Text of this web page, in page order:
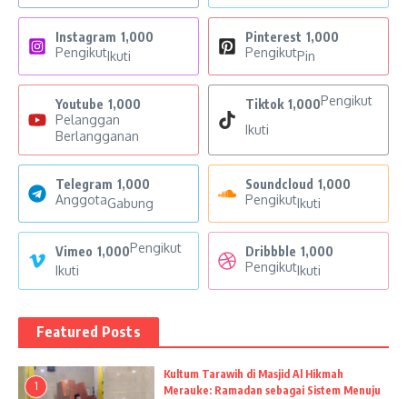
Instagram 1,000
PengikutIkuti
Pinterest 1,000
PengikutPin
Youtube 1,000
Pelanggan
Berlangganan
Tiktok 1,000Pengikut
Ikuti
Telegram 1,000
AnggotaGabung
Soundcloud 1,000
PengikutIkuti
Vimeo 1,000Pengikut
Ikuti
Dribbble 1,000
PengikutIkuti
Featured Posts
1
Kultum Tarawih di Masjid Al Hikmah
Merauke: Ramadan sebagai Sistem Menuju